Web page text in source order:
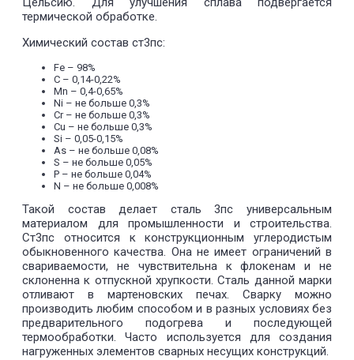
термической обработке.
Химический состав ст3пс:
Fe – 98%
C – 0,14-0,22%
Mn – 0,4-0,65%
Ni – не больше 0,3%
Cr – не больше 0,3%
Cu – не больше 0,3%
Si – 0,05-0,15%
As – не больше 0,08%
S – не больше 0,05%
P – не больше 0,04%
N – не больше 0,008%
Такой состав делает сталь 3пс универсальным
материалом для промышленности и строительства.
Ст3пс относится к конструкционным углеродистым
обыкновенного качества. Она не имеет ограничений в
свариваемости, не чувствительна к флокенам и не
склоненна к отпускной хрупкости. Сталь данной марки
отливают в мартеновских печах. Сварку можно
производить любим способом и в разных условиях без
предварительного подогрева и последующей
термообработки. Часто используется для создания
нагруженных элементов сварных несущих конструкций.